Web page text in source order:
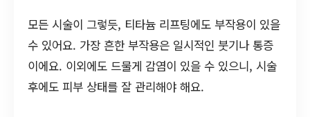
모든 시술이 그렇듯, 티타늄 리프팅에도 부작용이 있을
수 있어요. 가장 흔한 부작용은 일시적인 붓기나 통증
이에요. 이외에도 드물게 감염이 있을 수 있으니, 시술
후에도 피부 상태를 잘 관리해야 해요.